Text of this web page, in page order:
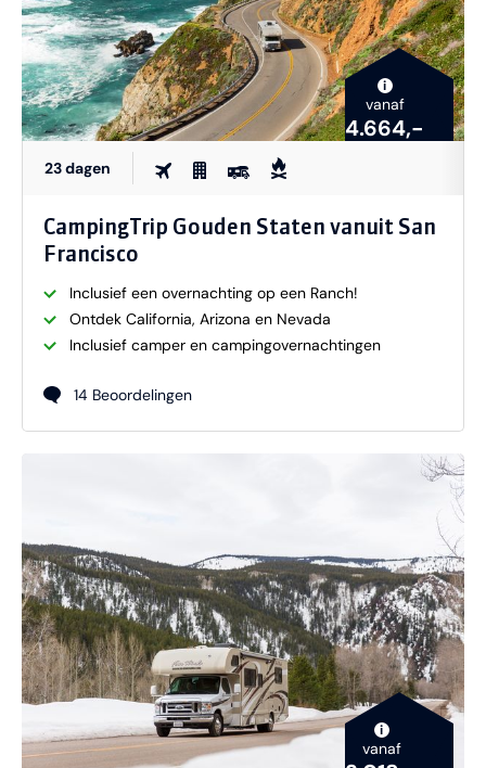
i
vanaf
4.664,-
23 dagen
CampingTrip Gouden Staten vanuit San
Francisco
Inclusief een overnachting op een Ranch!
Ontdek California, Arizona en Nevada
Inclusief camper en campingovernachtingen
14 Beoordelingen
i
vanaf